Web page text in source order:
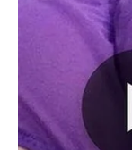
RIBE –
Zvezde
Naredni dani
zaštićeni višom